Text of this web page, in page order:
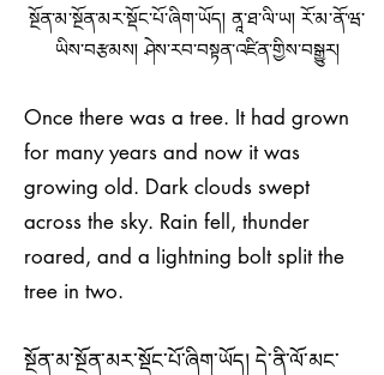
སྔོན་མ་སྔོན་མར་སྡོང་པོ་ཞིག་ཡོད། ནཱ་ཐ་ལི་ཡ། རོ་མ་ནོ་ཝ་
ཡིས་བརྩམས། ཤེས་རབ་བསྟན་འཛིན་གྱིས་བསྒྱུར།
Once there was a tree. It had grown
for many years and now it was
growing old. Dark clouds swept
across the sky. Rain fell, thunder
roared, and a lightning bolt split the
tree in two.
སྔོན་མ་སྔོན་མར་སྡོང་པོ་ཞིག་ཡོད། དེ་ནི་ལོ་མང་